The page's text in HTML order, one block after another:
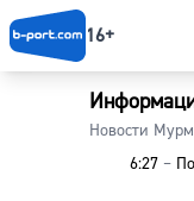
16+
Новости
6:27 –
Главная